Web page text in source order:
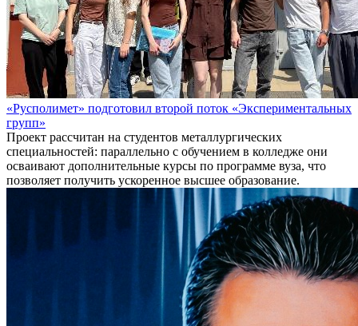
«Русполимет» подготовил второй поток «Экспериментальных
групп»
Проект рассчитан на студентов металлургических
специальностей: параллельно с обучением в колледже они
осваивают дополнительные курсы по программе вуза, что
позволяет получить ускоренное высшее образование.